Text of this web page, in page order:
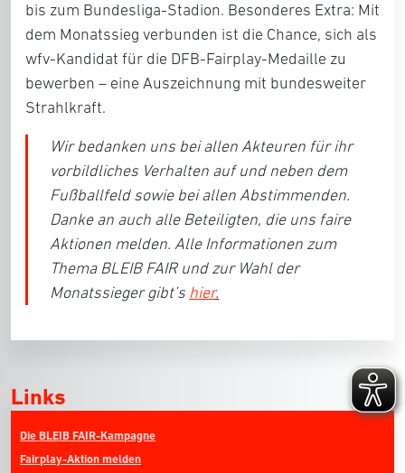
bis zum Bundesliga-Stadion. Besonderes Extra: Mit
dem Monatssieg verbunden ist die Chance, sich als
wfv-Kandidat für die DFB-Fairplay-Medaille zu
bewerben – eine Auszeichnung mit bundesweiter
Strahlkraft.
Wir bedanken uns bei allen Akteuren für ihr
vorbildliches Verhalten auf und neben dem
Fußballfeld sowie bei allen Abstimmenden.
Danke an auch alle Beteiligten, die uns faire
Aktionen melden. Alle Informationen zum
Thema BLEIB FAIR und zur Wahl der
Monatssieger gibt’s hier.
Links
Die BLEIB FAIR-Kampagne
Fairplay-Aktion melden